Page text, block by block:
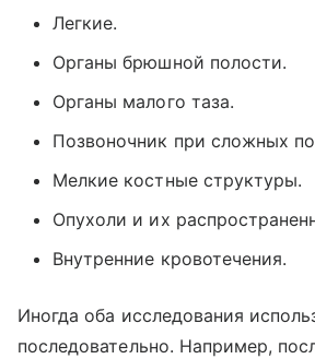
Легкие.
Органы брюшной полости.
Органы малого таза.
Позвоночник при сложных
Мелкие костные структуры.
Опухоли и их
Внутренние кровотечения.
Иногда оба исследования
последовательно. Например,